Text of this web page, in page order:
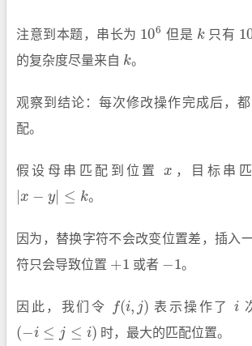
注意到本题，串长为 106
106 但是 k
k只有
的复杂度尽量来自 k
k。
观察到结论：每次修改操作完成后，
配。
假设母串匹配到位置x
x ，目标串
x − y ≤ k
x− y| ≤k 。
因为，替换字符不会改变位置差，插入
符只会导致位置 +1
+1 或者 −1
−1 。
因此，我们令 f(i, j)
f(i,j) 表示操作了i
i
(−i ≤ j ≤ i)
( −i≤j ≤i) 时，最大的匹配位置。